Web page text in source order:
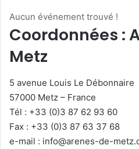
Aucun événement trouvé !
Coordonnées :
Metz
5 avenue Louis Le Débonnaire
57000 Metz – France
Tél : +33 (0)3 87 62 93 60
Fax : +33 (0)3 87 63 37 68
e-mail : info@arenes-de-